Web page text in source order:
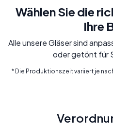
Wählen Sie die
Ihre
Alle unsere Gläser sind
oder getönt für
* Die Produktionszeit variiert je